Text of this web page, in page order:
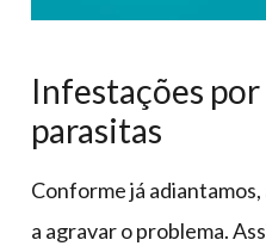
Infestações
parasitas
Conforme já
a agravar o problema.